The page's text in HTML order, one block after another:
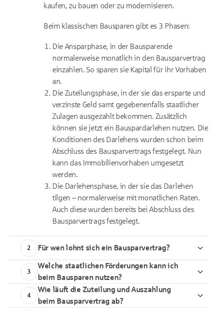
kaufen, zu bauen oder zu modernisieren.
Beim klassischen Bausparen gibt es 3 Phasen:
Die Ansparphase, in der Bausparende
normalerweise monatlich in den Bausparvertrag
einzahlen. So sparen sie Kapital für ihr Vorhaben
an.
Die Zuteilungsphase, in der sie das ersparte und
verzinste Geld samt gegebenenfalls staatlicher
Zulagen ausgezahlt bekommen. Zusätzlich
können sie jetzt ein Bauspardarlehen nutzen. Die
Konditionen des Darlehens wurden schon beim
Abschluss des Bausparvertrags festgelegt. Nun
kann das Immobilienvorhaben umgesetzt
werden.
Die Darlehensphase, in der sie das Darlehen
tilgen – normalerweise mit monatlichen Raten.
Auch diese wurden bereits bei Abschluss des
Bausparvertrags festgelegt.
2 Für wen lohnt sich ein Bausparvertrag?
3
Welche staatlichen Förderungen kann ich
beim Bausparen nutzen?
4
Wie läuft die Zuteilung und Auszahlung
beim Bausparvertrag ab?